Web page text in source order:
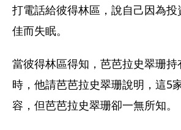
打電話給彼得林區，說自己因為
佳而失眠。
當彼得林區得知，芭芭拉史翠珊
時，他請芭芭拉史翠珊說明，這5
容，但芭芭拉史翠珊卻一無所知。